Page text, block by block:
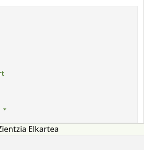
Elkartea